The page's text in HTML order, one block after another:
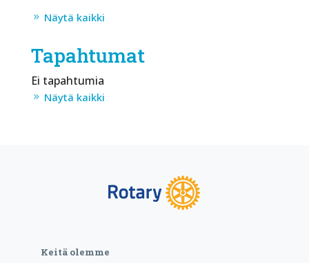
Näytä kaikki
Tapahtumat
Ei tapahtumia
Näytä kaikki
Keitä olemme